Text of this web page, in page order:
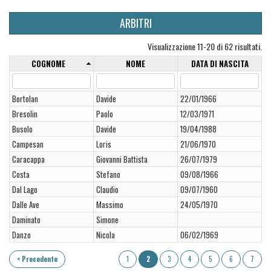
ARBITRI
Visualizzazione 11-20 di 62 risultati.
COGNOME NOME DATA DI NASCITA
Bortolan Davide
22/01/1966
Bresolin
Paolo
12/03/1971
Busolo
Davide
19/04/1988
Campesan
Loris
21/06/1970
Caracappa
Giovanni Battista
26/07/1979
Costa
Stefano
09/08/1966
Dal Lago
Claudio
09/07/1960
Dalle Ave
Massimo
24/05/1970
Daminato
Simone
Danzo
Nicola 06/02/1969
< Precedente 1 2 3 4 5 6 7